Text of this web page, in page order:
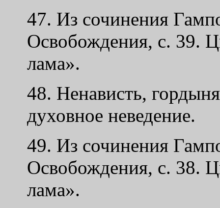
47. Из сочинения
Освобождения, с. 39.
лама».
48. Ненависть,
духовное неведение.
49. Из сочинения
Освобождения, с. 38.
лама».